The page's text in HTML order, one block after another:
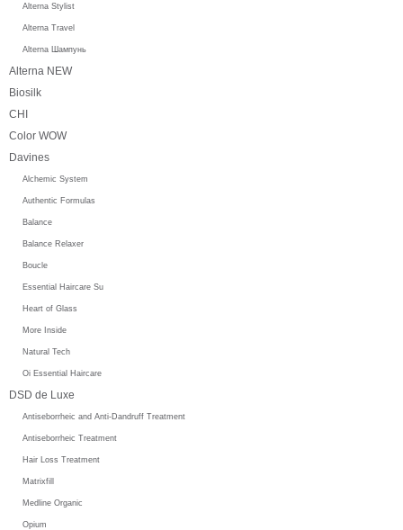
Alterna Stylist
Alterna Travel
Alterna Шампунь
Alterna NEW
Biosilk
CHI
Color WOW
Davines
Alchemic System
Authentic Formulas
Balance
Balance Relaxer
Boucle
Essential Haircare Su
Heart of Glass
More Inside
Natural Tech
Oi Essential Haircare
DSD de Luxe
Antiseborrheic and Anti-Dandruff Treatment
Antiseborrheic Treatment
Hair Loss Treatment
Matrixfill
Medline Organic
Opium